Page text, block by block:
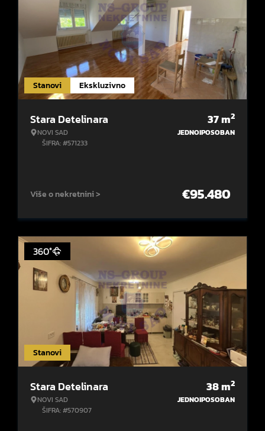
Stanovi Ekskluzivno
Stara Detelinara
NOVI SAD
ŠIFRA: #571233
37m2
JEDNOIPOSOBAN
Više o nekretnini > €95.480
Stanovi
360°
Stara Detelinara
NOVI SAD
ŠIFRA: #570907
38m2
JEDNOIPOSOBAN